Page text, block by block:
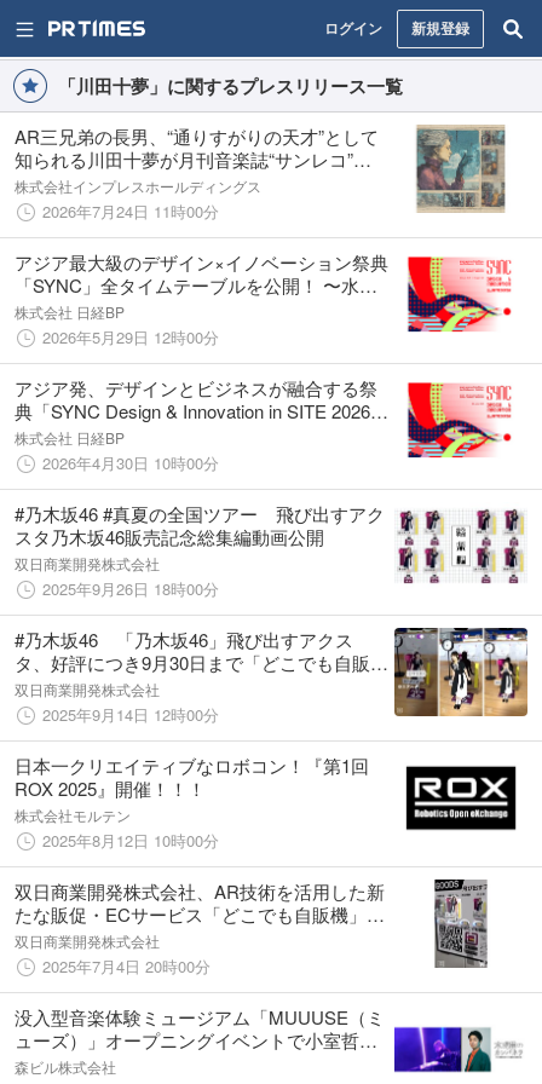
ログイン 新規登録
「川田十夢」に関するプレスリリース一覧
AR三兄弟の長男、“通りすがりの天才”として
知られる川田十夢が月刊音楽誌“サンレコ”に
て新連載『拡張の教科書』をスタート
株式会社インプレスホールディングス
2026年7月24日 11時00分
アジア最大級のデザイン×イノベーション祭典
「SYNC」全タイムテーブルを公開！ 〜水曜
日のカンパネラら豪華アーティスト出演のラ
イブステージも詳細解禁〜
株式会社 日経BP
2026年5月29日 12時00分
アジア発、デザインとビジネスが融合する祭
典「SYNC Design & Innovation in SITE 2026」
タイ・バンコクにて開催決定
株式会社 日経BP
2026年4月30日 10時00分
#乃木坂46 #真夏の全国ツアー 飛び出すアク
スタ乃木坂46販売記念総集編動画公開
双日商業開発株式会社
2025年9月26日 18時00分
#乃木坂46 「乃木坂46」飛び出すアクス
タ、好評につき9月30日まで「どこでも自販
機」アプリで販売延長！
双日商業開発株式会社
2025年9月14日 12時00分
日本一クリエイティブなロボコン！『第1回
ROX 2025』開催！！！
株式会社モルテン
2025年8月12日 10時00分
双日商業開発株式会社、AR技術を活用した新
たな販促・ECサービス「どこでも自販機」を
提供開始
双日商業開発株式会社
2025年7月4日 20時00分
没入型音楽体験ミュージアム「MUUUSE（ミ
ューズ）」オープニングイベントで小室哲哉
（TM NETWORK）による「MUUUSE
森ビル株式会社